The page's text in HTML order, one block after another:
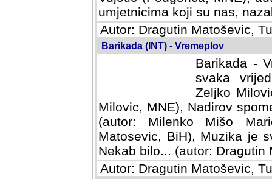
umjetnicima koji su nas,
Autor: Dragutin Matoševic,
Barikada (INT) - Vremeplov
Barikada -
svaka
Milovic,
MNE), Nadirov spomenar
Milenko Mišo Maric, UK),
Muzika je svirala (autor:
(autor: Dragutin Matosevic,
Autor: Dragutin Matoševic,